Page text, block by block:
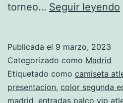
torneo… Seguir leyendo
Publicada el 9 marzo, 2023
Categorizado como Madrid
Etiquetado como camiseta
presentacion, color segunda
madrid, entradas palco vip